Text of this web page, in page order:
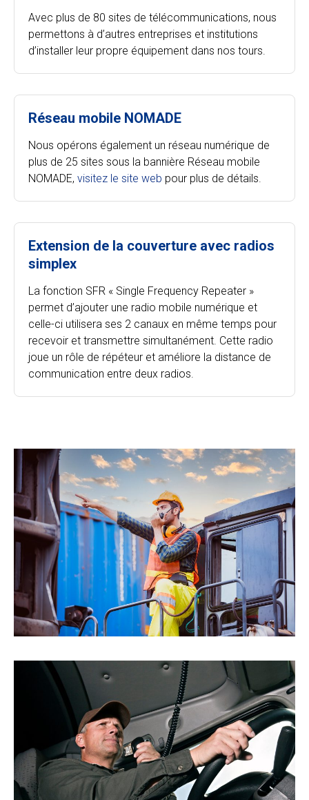
Avec plus de 80 sites de télécommunications, nous
permettons à d’autres entreprises et institutions
d’installer leur propre équipement dans nos tours.
Réseau mobile NOMADE
Nous opérons également un réseau numérique de
plus de 25 sites sous la bannière Réseau mobile
NOMADE, visitez le site web pour plus de détails.
Extension de la couverture avec radios
simplex
La fonction SFR « Single Frequency Repeater »
permet d’ajouter une radio mobile numérique et
celle-ci utilisera ses 2 canaux en même temps pour
recevoir et transmettre simultanément. Cette radio
joue un rôle de répéteur et améliore la distance de
communication entre deux radios.